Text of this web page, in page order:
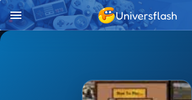
Universflash